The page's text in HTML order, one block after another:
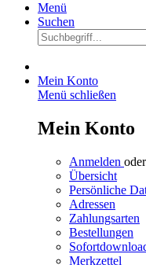
Menü
Suchen
Mein Konto
Menü schließen
Mein Konto
Anmelden oder
Übersicht
Persönliche
Adressen
Zahlungsarten
Bestellungen
Merkzettel